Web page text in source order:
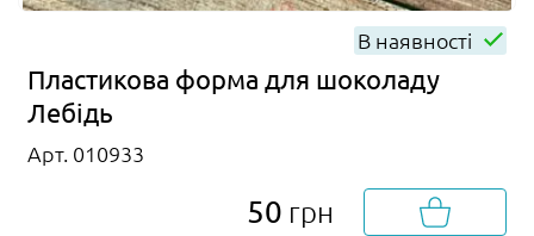
В наявності
Пластикова форма для шоколаду
Лебідь
Арт. 010933
50 грн